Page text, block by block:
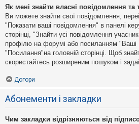
Як мені знайти власні повідомлення та
Ви можете знайти свої повідомлення,
"Показати ваші повідомлення" в панелі
сторінці, "Знайти усі повідомлення
профілю на форумі або посиланням
"Посилання"на головній сторінці. Щоб
скористайтесь розширеним пошуком і
Догори
Абонементи і закладки
Чим закладки відрізняються від